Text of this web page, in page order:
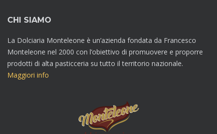
CHI SIAMO
La Dolciaria Monteleone è un’azienda fondata da Francesco
Monteleone nel 2000 con l’obiettivo di promuovere e proporre
prodotti di alta pasticceria su tutto il territorio nazionale.
Maggiori info